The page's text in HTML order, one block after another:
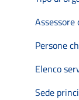
Persone
Elenco
Sede